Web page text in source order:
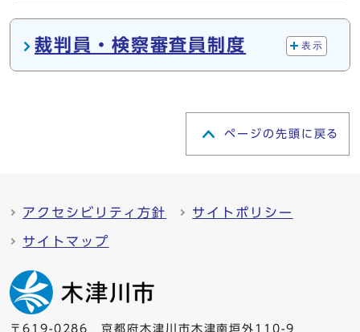
裁判員・検察審査員制度 表示
ページの先頭に戻る
アクセシビリティ方針 サイトポリシー
サイトマップ
〒619-0286 京都府木津川市木津南垣外110-9